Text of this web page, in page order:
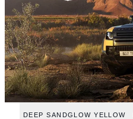
DEEP SANDGLOW YELLOW